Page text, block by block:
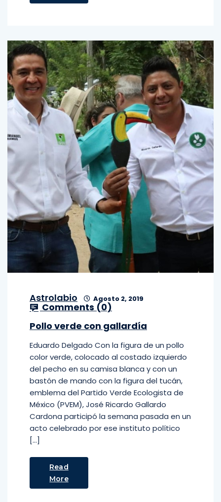
Astrolabio Agosto 2, 2019
Comments (0)
Pollo verde con gallardía
Eduardo Delgado Con la figura de un pollo
color verde, colocado al costado izquierdo
del pecho en su camisa blanca y con un
bastón de mando con la figura del tucán,
emblema del Partido Verde Ecologista de
México (PVEM), José Ricardo Gallardo
Cardona participó la semana pasada en un
acto celebrado por ese instituto político
[…]
Read
More